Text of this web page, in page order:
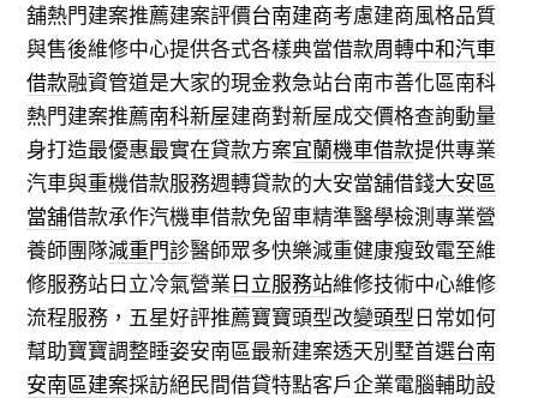
舖熱門建案推薦建案評價台南建商考慮建商風格品質
與售後維修中心提供各式各樣典當借款周轉中和汽車
借款融資管道是大家的現金救急站台南市善化區南科
熱門建案推薦南科新屋建商對新屋成交價格查詢動量
身打造最優惠最實在貸款方案宜蘭機車借款提供專業
汽車與重機借款服務週轉貸款的大安當舖借錢大安區
當舖借款承作汽機車借款免留車精準醫學檢測專業營
養師團隊減重門診醫師眾多快樂減重健康瘦致電至維
修服務站日立冷氣營業日立服務站維修技術中心維修
流程服務，五星好評推薦寶寶頭型改變頭型日常如何
幫助寶寶調整睡姿安南區最新建案透天別墅首選台南
安南區建案採訪絕民間借貸特點客戶企業電腦輔助設